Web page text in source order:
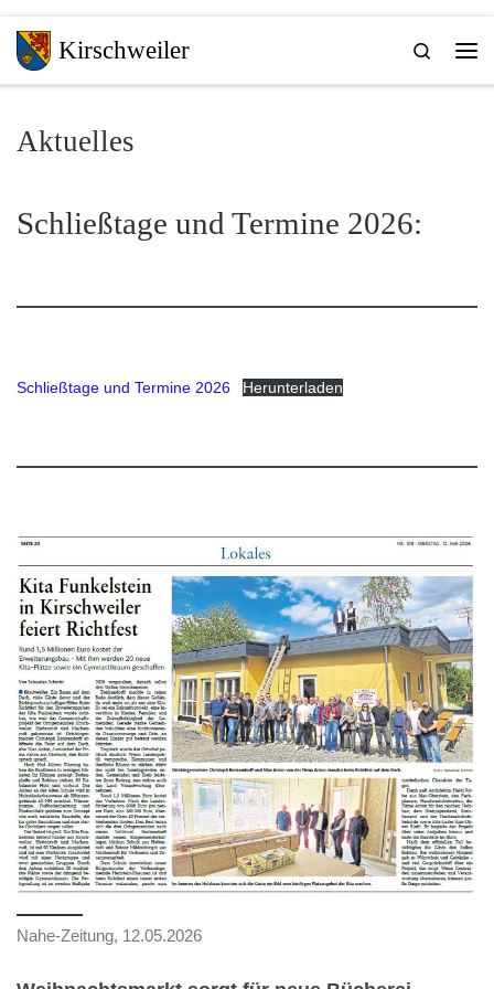
Zum Inhalt springen
Kirschweiler
Search
Aktuelles
Schließtage und Termine 2026:
Schließtage und Termine 2026 Herunterladen
Nahe-Zeitung, 12.05.2026